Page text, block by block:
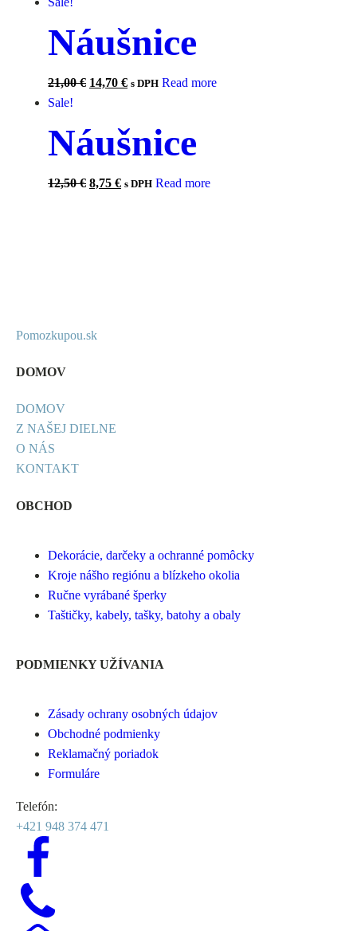
Náušnice
21,00€ 14,70 € s DPH Read more
Sale!
Náušnice
12,50€ 8,75 € s DPH Read more
Pomozkupou.sk
DOMOV
DOMOV
Z NAŠEJ DIELNE
O NÁS
KONTAKT
OBCHOD
Dekorácie, darčeky a ochranné pomôcky
Kroje nášho regiónu a blízkeho okolia
Ručne vyrábané šperky
Taštičky, kabely, tašky, batohy a obaly
PODMIENKY UŽÍVANIA
Zásady ochrany osobných údajov
Obchodné podmienky
Reklamačný poriadok
Formuláre
Telefón:
+421 948 374 471